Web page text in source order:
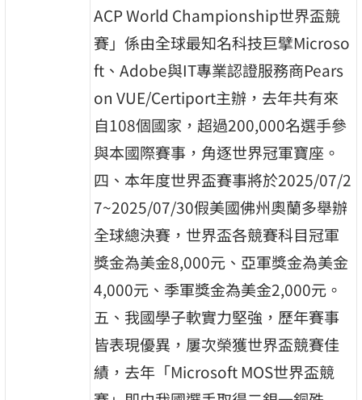
ACP World Championship世界盃競
賽」係由全球最知名科技巨擘Microso
ft、Adobe與IT專業認證服務商Pears
on VUE/Certiport主辦，去年共有來
自108個國家，超過200,000名選手參
與本國際賽事，角逐世界冠軍寶座。
四、本年度世界盃賽事將於2025/07/2
7~2025/07/30假美國佛州奧蘭多舉辦
全球總決賽，世界盃各競賽科目冠軍
獎金為美金8,000元、亞軍獎金為美金
4,000元、季軍獎金為美金2,000元。
五、我國學子軟實力堅強，歷年賽事
皆表現優異，屢次榮獲世界盃競賽佳
績，去年「Microsoft MOS世界盃競